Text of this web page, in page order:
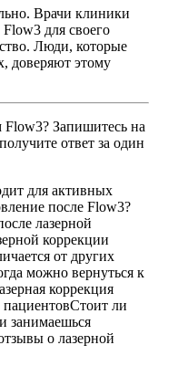
Врачи клиники
для своего
Люди, которые
доверяют этому
Flow3? Запишитесь на
ответ за один
для активных
после Flow3?
лазерной
коррекции
от других
можно вернуться к
коррекция
Стоит ли
занимаешься
о лазерной